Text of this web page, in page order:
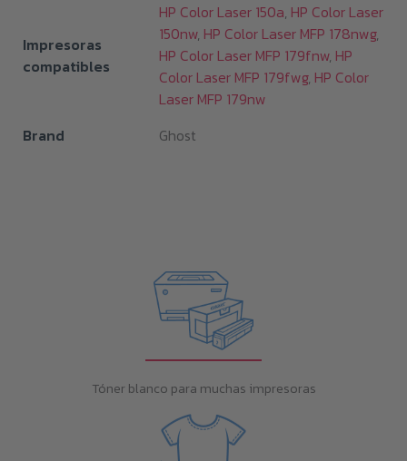
Impresoras
compatibles
HP Color Laser 150a, HP Color Laser
150nw, HP Color Laser MFP 178nwg,
HP Color Laser MFP 179fnw, HP
Color Laser MFP 179fwg, HP Color
Laser MFP 179nw
Brand
Ghost
Tóner blanco para muchas impresoras